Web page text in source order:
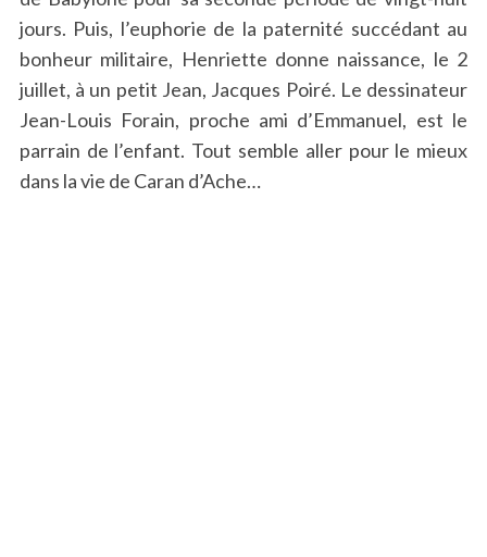
jours. Puis, l’euphorie de la paternité succédant au
bonheur militaire, Henriette donne naissance, le 2
juillet, à un petit Jean, Jacques Poiré. Le dessinateur
Jean-Louis Forain, proche ami d’Emmanuel, est le
parrain de l’enfant. Tout semble aller pour le mieux
dans la vie de Caran d’Ache…